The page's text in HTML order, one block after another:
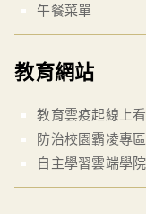
午餐菜單
教育網站
教育雲疫起線上
防治校園霸凌專區
自主學習雲端學院